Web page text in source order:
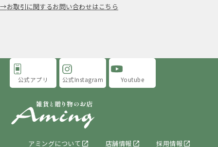
お取引に関するお問い合わせはこちら
アミングについて 店舗情報 採用情報
公式アプリ 公式Instagram Youtube